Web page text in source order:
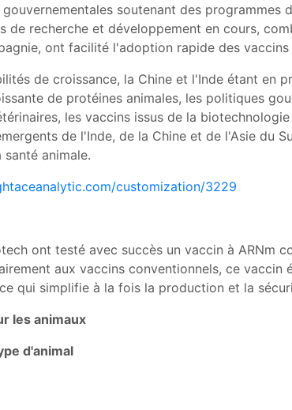
soutenant des programmes
recherche et développement en cours,
ont facilité l'adoption rapide des vaccins
de croissance, la Chine et l'Inde étant en
de protéines animales, les politiques
les vaccins issus de la
de l'Inde, de la Chine et de l'Asie du
animale.
customization/3229
ont testé avec succès un vaccin à ARNm
aux vaccins conventionnels, ce
qui simplifie à la fois la production et la
les animaux
d'animal